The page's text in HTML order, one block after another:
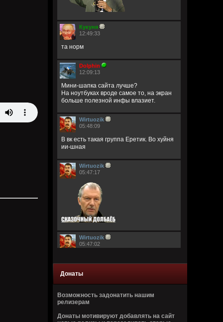
Кукуня
12:49:33
та норм
Dolphin
12:09:13
Мини-шапка сайта лучше?
На ноутбуках вроде самое то, на экран
больше полезной инфы влазиет.
Wirtuozik
05:48:09
В вк есть такая группа Еретик. Во хуйня
ии-шная
Wirtuozik
05:47:17
Wirtuozik
05:47:02
05:46:44
Донаты
Возможность задонатить нашим
релизерам
Донаты мотивируют добавлять на сайт